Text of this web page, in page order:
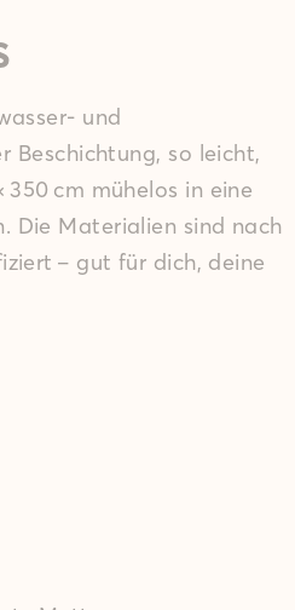
und
Beschichtung, so leicht,
cm mühelos in eine
Die Materialien sind nach
– gut für dich, deine